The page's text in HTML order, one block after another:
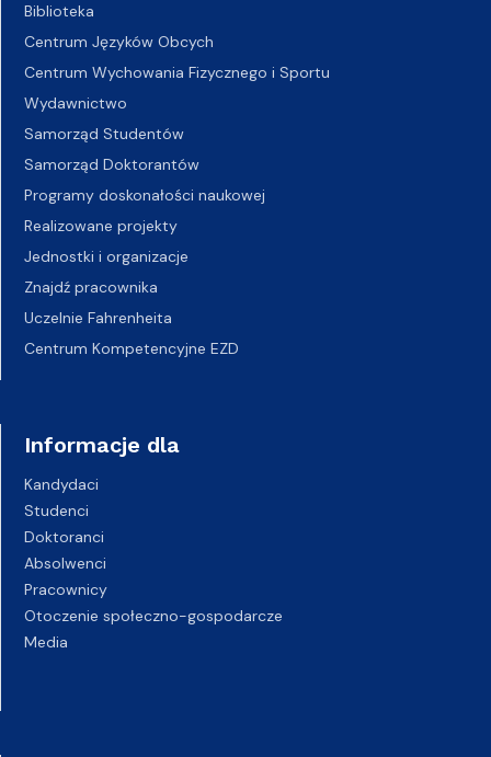
Biblioteka
Centrum Języków Obcych
Centrum Wychowania Fizycznego i Sportu
Wydawnictwo
Samorząd Studentów
Samorząd Doktorantów
Programy doskonałości naukowej
Realizowane projekty
Jednostki i organizacje
Znajdź pracownika
Uczelnie Fahrenheita
Centrum Kompetencyjne EZD
Informacje dla
Kandydaci
Studenci
Doktoranci
Absolwenci
Pracownicy
Otoczenie społeczno-gospodarcze
Media